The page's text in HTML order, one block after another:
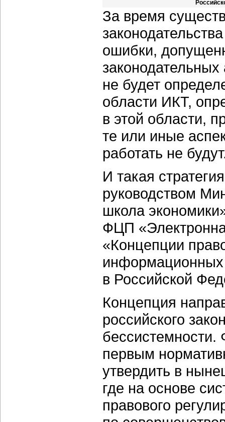
За время
ошибки,
не будет
области ИКТ,
в этой области,
те или иные
работать не
И такая
руководством
школа
ФЦП
«Концепции
информационных
в Российской
Концепция
российского
бессистемности.
первым
утвердить в
где на основе
правового